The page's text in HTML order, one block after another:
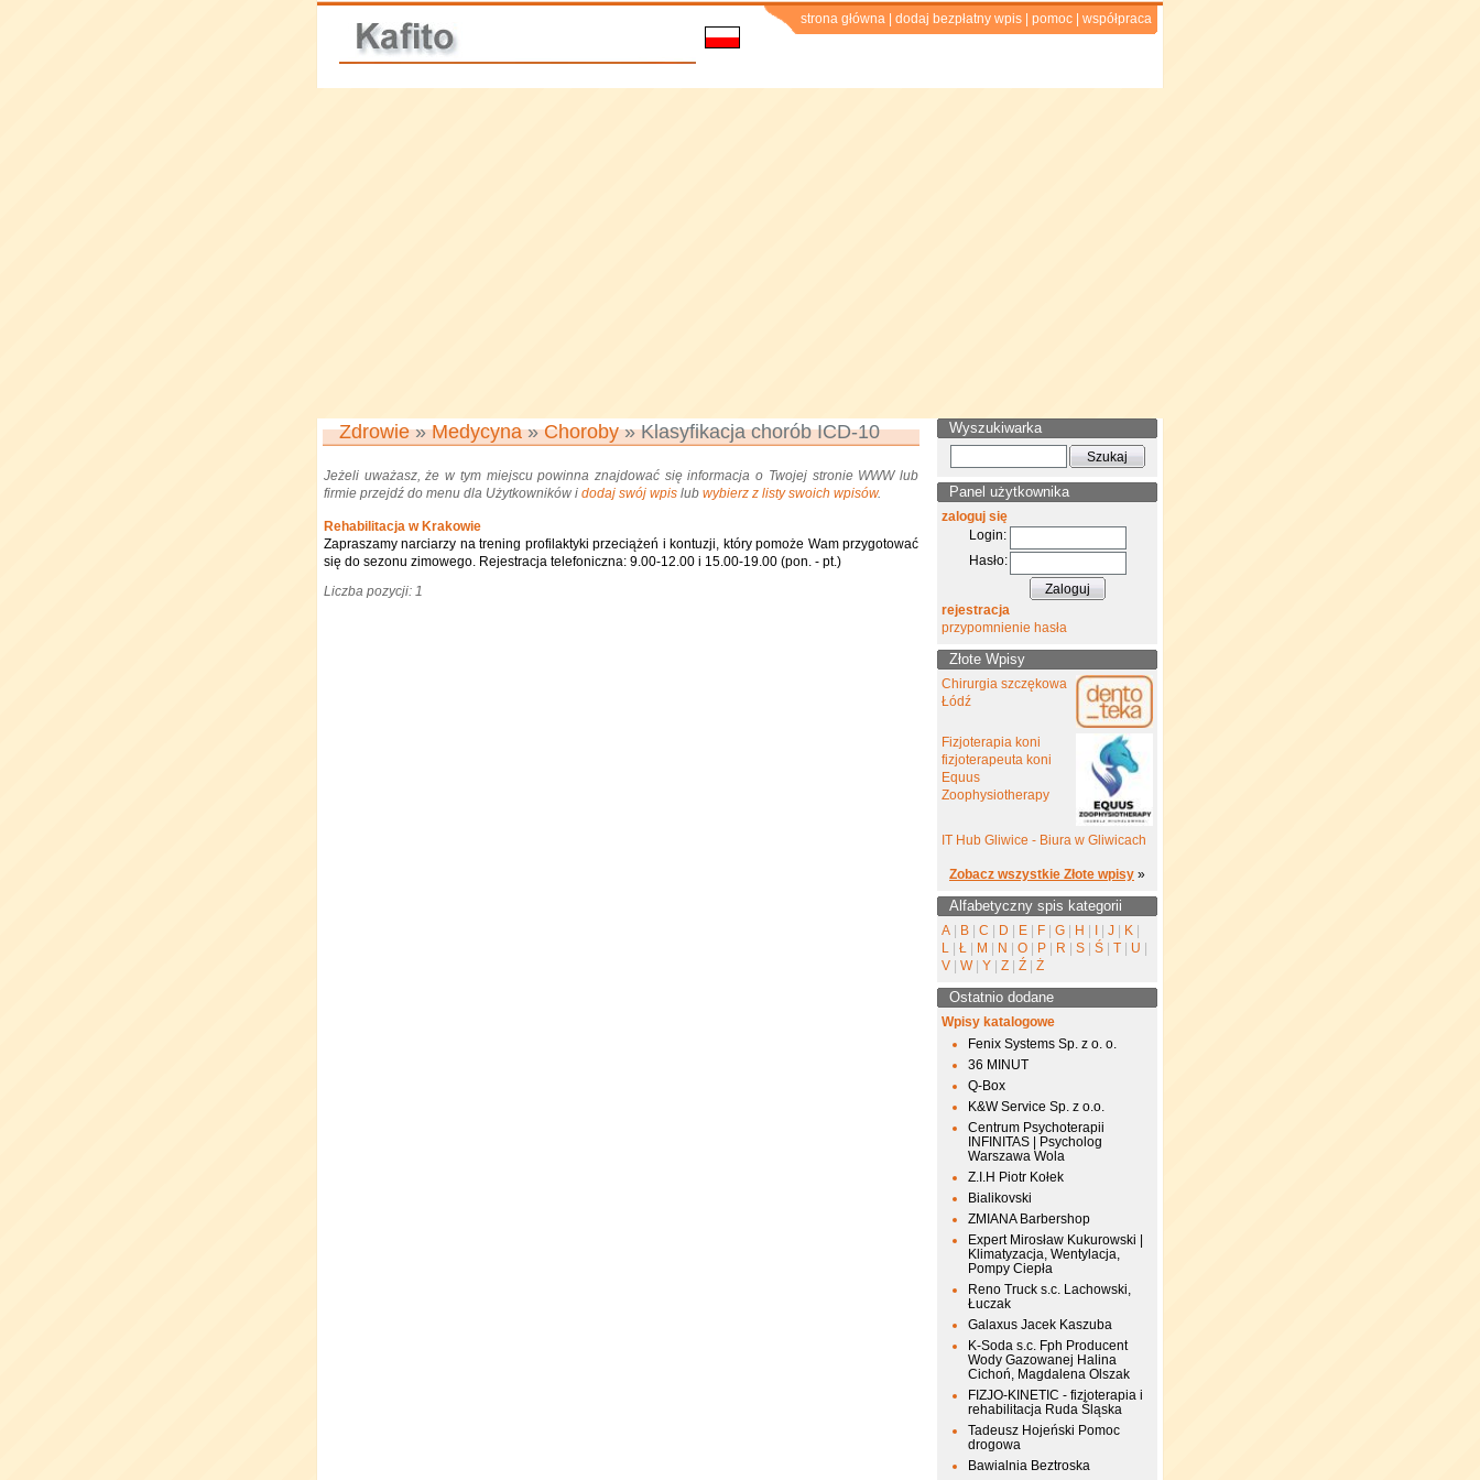
strona główna dodaj bezpłatny wpis pomoc współpraca
Zdrowie»Medycyna»Choroby» Klasyfikacja chorób ICD-10
Jeżeli uważasz, że w tym miejscu powinna znajdować się informacja o Twojej stronie WWW lub
firmie przejdź do menu dla Użytkowników i dodaj swój wpis lub wybierz z listy swoich wpisów.
Rehabilitacja w Krakowie
Zapraszamy narciarzy na trening profilaktyki przeciążeń i kontuzji, który pomoże Wam przygotować
się do sezonu zimowego. Rejestracja telefoniczna: 9.00-12.00 i 15.00-19.00 (pon. - pt.)
Liczba pozycji: 1
Wyszukiwarka
Panel użytkownika
zaloguj się
Login:
Hasło:
rejestracja
przypomnienie hasła
Złote Wpisy
Chirurgia szczękowa
Łódź
Fizjoterapia koni
fizjoterapeuta koni
Equus
Zoophysiotherapy
IT Hub Gliwice - Biura w Gliwicach
Zobacz wszystkie Złote wpisy »
Alfabetyczny spis kategorii
A B C D E F G H J K
L
Ł M N O P R S Ś T U
V
W Y Z Ź Ż
Ostatnio dodane
Wpisy katalogowe
Fenix Systems Sp. z o. o.
36 MINUT
Q-Box
K&W Service Sp. z o.o.
Centrum Psychoterapii
INFINITAS | Psycholog
Warszawa Wola
Z.I.H Piotr Kołek
Bialikovski
ZMIANA Barbershop
Expert Mirosław Kukurowski |
Klimatyzacja, Wentylacja,
Pompy Ciepła
Reno Truck s.c. Lachowski,
Łuczak
Galaxus Jacek Kaszuba
K-Soda s.c. Fph Producent
Wody Gazowanej Halina
Cichoń, Magdalena Olszak
FIZJO-KINETIC - fizjoterapia i
rehabilitacja Ruda Śląska
Tadeusz Hojeński Pomoc
drogowa
Bawialnia Beztroska